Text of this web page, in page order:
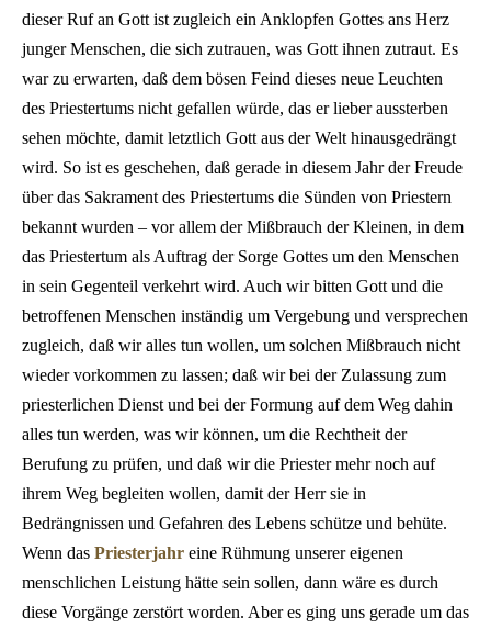
dieser Ruf an Gott ist zugleich ein Anklopfen Gottes ans Herz
junger Menschen, die sich zutrauen, was Gott ihnen zutraut. Es
war zu erwarten, daß dem bösen Feind dieses neue Leuchten
des Priestertums nicht gefallen würde, das er lieber aussterben
sehen möchte, damit letztlich Gott aus der Welt hinausgedrängt
wird. So ist es geschehen, daß gerade in diesem Jahr der Freude
über das Sakrament des Priestertums die Sünden von Priestern
bekannt wurden – vor allem der Mißbrauch der Kleinen, in dem
das Priestertum als Auftrag der Sorge Gottes um den Menschen
in sein Gegenteil verkehrt wird. Auch wir bitten Gott und die
betroffenen Menschen inständig um Vergebung und versprechen
zugleich, daß wir alles tun wollen, um solchen Mißbrauch nicht
wieder vorkommen zu lassen; daß wir bei der Zulassung zum
priesterlichen Dienst und bei der Formung auf dem Weg dahin
alles tun werden, was wir können, um die Rechtheit der
Berufung zu prüfen, und daß wir die Priester mehr noch auf
ihrem Weg begleiten wollen, damit der Herr sie in
Bedrängnissen und Gefahren des Lebens schütze und behüte.
Wenn das Priesterjahr eine Rühmung unserer eigenen
menschlichen Leistung hätte sein sollen, dann wäre es durch
diese Vorgänge zerstört worden. Aber es ging uns gerade um das